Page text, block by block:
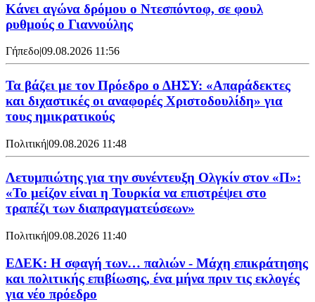
Kάνει αγώνα δρόμου ο Ντεσπόντοφ, σε φουλ
ρυθμούς ο Γιαννούλης
Γήπεδο|09.08.2026 11:56
Τα βάζει με τον Πρόεδρο ο ΔΗΣΥ: «Απαράδεκτες
και διχαστικές οι αναφορές Χριστοδουλίδη» για
τους ημικρατικούς
Πολιτική|09.08.2026 11:48
Λετυμπιώτης για την συνέντευξη Ολγκίν στον «Π»:
«Το μείζον είναι η Τουρκία να επιστρέψει στο
τραπέζι των διαπραγματεύσεων»
Πολιτική|09.08.2026 11:40
ΕΔΕΚ: Η σφαγή των… παλιών - Μάχη επικράτησης
και πολιτικής επιβίωσης, ένα μήνα πριν τις εκλογές
για νέο πρόεδρο